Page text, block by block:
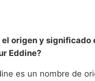
el origen y significado
Eddine?
es un nombre de